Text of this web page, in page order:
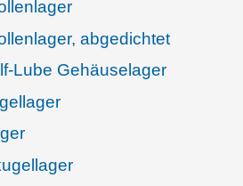
abgedichtet
Lube Gehäuselager